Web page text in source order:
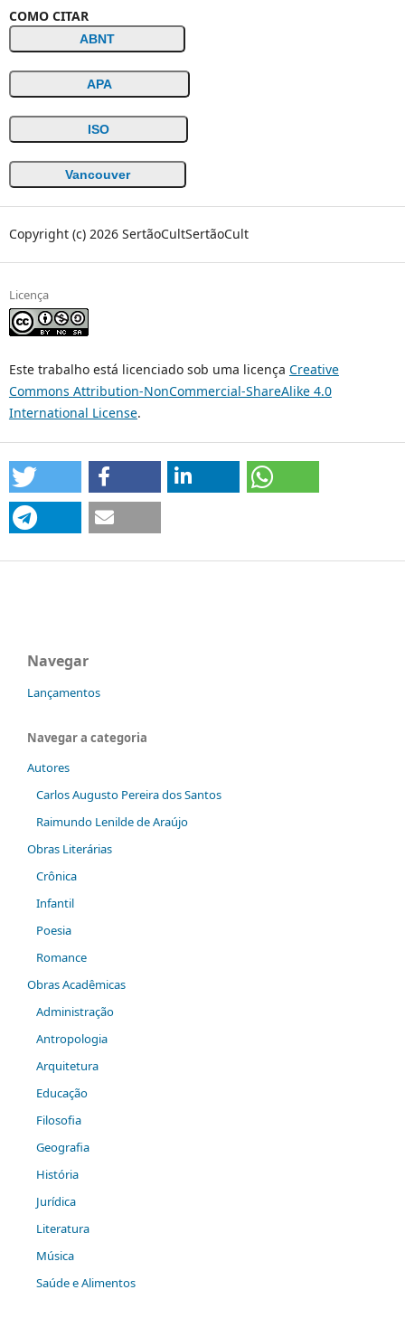
COMO CITAR
ABNT
APA
ISO
Vancouver
Copyright (c) 2026 SertãoCultSertãoCult
Licença
Este trabalho está licenciado sob uma licença Creative
Commons Attribution-NonCommercial-ShareAlike 4.0
International License.
Navegar
Lançamentos
Navegar a categoria
Autores
Carlos Augusto Pereira dos Santos
Raimundo Lenilde de Araújo
Obras Literárias
Crônica
Infantil
Poesia
Romance
Obras Acadêmicas
Administração
Antropologia
Arquitetura
Educação
Filosofia
Geografia
História
Jurídica
Literatura
Música
Saúde e Alimentos